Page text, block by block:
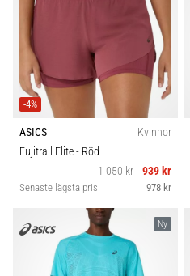
-4%
ASICS
Kvinnor
Fujitrail Elite- Röd
1 050 kr
939 kr
Senaste lägsta pris 978 kr
Ny